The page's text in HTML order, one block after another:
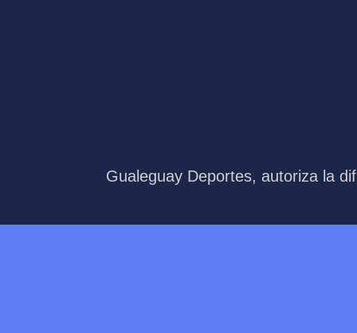
Gualeguay Deportes, autoriza la